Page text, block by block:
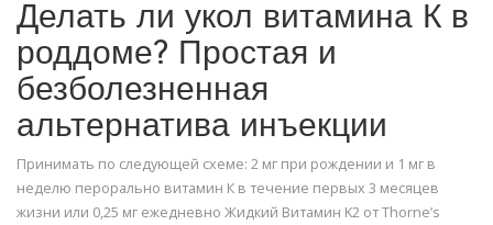
Делать ли укол витамина К в
роддоме? Простая и
безболезненная
альтернатива инъекции
Принимать по следующей схеме: 2 мг при рождении и 1 мг в
неделю перорально витамин К в течение первых 3 месяцев
жизни или 0,25 мг ежедневно Жидкий Витамин K2 от Thorne’s